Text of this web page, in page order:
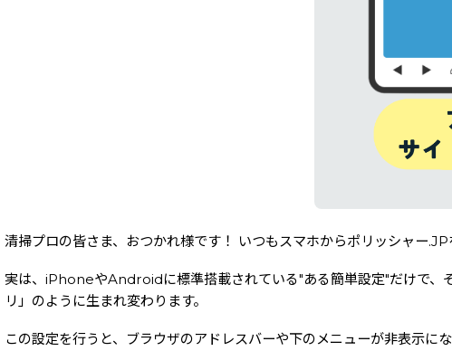
清掃プロの皆さま、おつかれ様です！ いつもスマホからポリッシャー
実は、iPhoneやAndroidに標準搭載されている"ある簡単設定"だけで、
リ」のように生まれ変わります。
この設定を行うと、ブラウザのアドレスバーや下のメニューが非表示